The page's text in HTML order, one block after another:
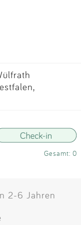
Gesamt: 0
2-6 Jahren